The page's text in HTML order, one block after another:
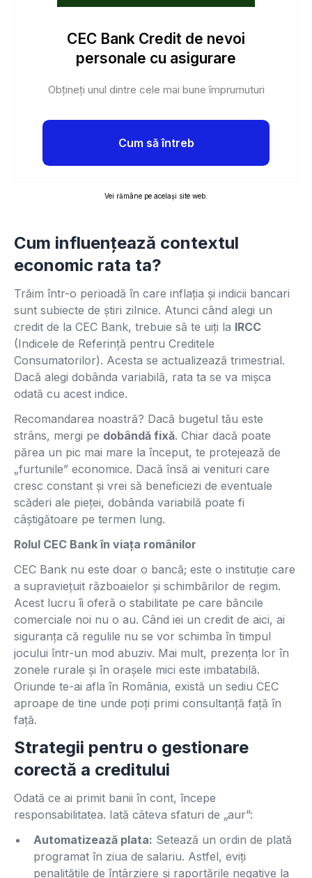
CEC Bank Credit de nevoi
personale cu asigurare
Obțineți unul dintre cele mai bune împrumuturi
Cum să întreb
Vei rămâne pe același site web.
Cum influențează contextul
economic rata ta?
Trăim într-o perioadă în care inflația și indicii bancari
sunt subiecte de știri zilnice. Atunci când alegi un
credit de la CEC Bank, trebuie să te uiți la IRCC
(Indicele de Referință pentru Creditele
Consumatorilor). Acesta se actualizează trimestrial.
Dacă alegi dobânda variabilă, rata ta se va mișca
odată cu acest indice.
Recomandarea noastră? Dacă bugetul tău este
strâns, mergi pe dobândă fixă. Chiar dacă poate
părea un pic mai mare la început, te protejează de
„furtunile” economice. Dacă însă ai venituri care
cresc constant și vrei să beneficiezi de eventuale
scăderi ale pieței, dobânda variabilă poate fi
câștigătoare pe termen lung.
Rolul CEC Bank în viața românilor
CEC Bank nu este doar o bancă; este o instituție care
a supraviețuit războaielor și schimbărilor de regim.
Acest lucru îi oferă o stabilitate pe care băncile
comerciale noi nu o au. Când iei un credit de aici, ai
siguranța că regulile nu se vor schimba în timpul
jocului într-un mod abuziv. Mai mult, prezența lor în
zonele rurale și în orașele mici este imbatabilă.
Oriunde te-ai afla în România, există un sediu CEC
aproape de tine unde poți primi consultanță față în
față.
Strategii pentru o gestionare
corectă a creditului
Odată ce ai primit banii în cont, începe
responsabilitatea. Iată câteva sfaturi de „aur”:
Automatizează plata: Setează un ordin de plată
programat în ziua de salariu. Astfel, eviți
penalitățile de întârziere și raportările negative la